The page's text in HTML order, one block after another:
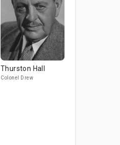
Thurston Hall
Colonel Drew